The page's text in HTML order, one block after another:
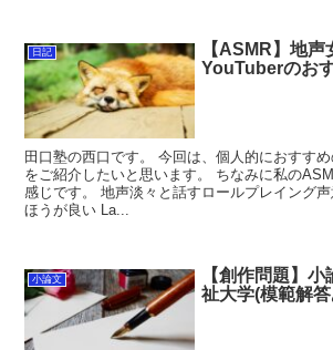
日記
【ASMR】地
YouTuberのお
田口塾の西口です。 今回は、個人的におすす
をご紹介したいと思います。 ちなみに私の
感じです。 地声淡々と話すロールプレイング
ほうが良い La...
小論文
【創作問題】
祉大学(模範解